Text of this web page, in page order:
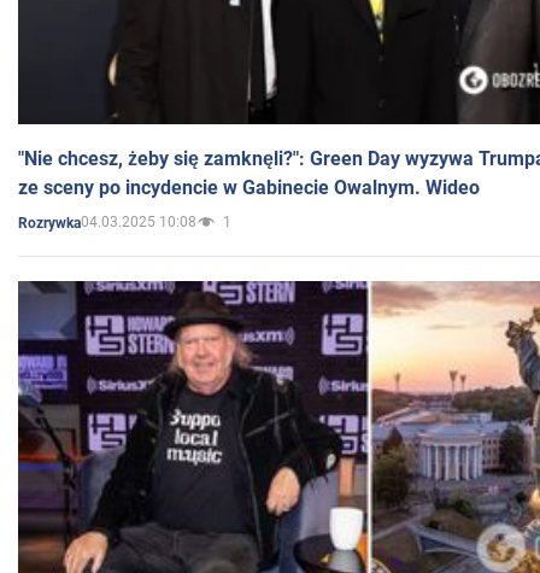
"Nie chcesz, żeby się zamknęli?": Green Day wyzywa
ze sceny po incydencie w Gabinecie Owalnym. Wideo
Rozrywka04.03.2025 10:08 1